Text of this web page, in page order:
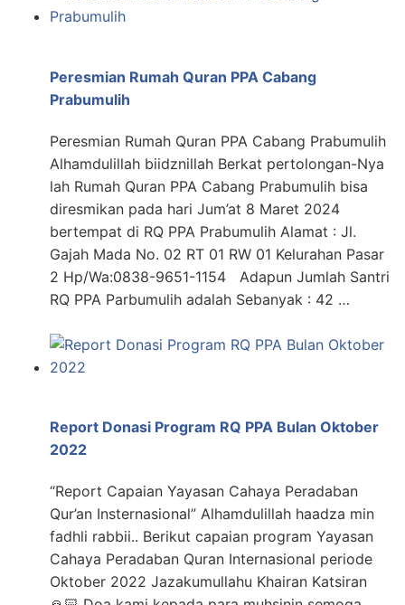
Peresmian Rumah Quran PPA Cabang
Prabumulih
Peresmian Rumah Quran PPA Cabang Prabumulih
Alhamdulillah biidznillah Berkat pertolongan-Nya
lah Rumah Quran PPA Cabang Prabumulih bisa
diresmikan pada hari Jum’at 8 Maret 2024
bertempat di RQ PPA Prabumulih Alamat : Jl.
Gajah Mada No. 02 RT 01 RW 01 Kelurahan Pasar
2 Hp/Wa:0838-9651-1154 Adapun Jumlah Santri
RQ PPA Parbumulih adalah Sebanyak : 42 …
Report Donasi Program RQ PPA Bulan Oktober
2022
“Report Capaian Yayasan Cahaya Peradaban
Qur’an Insternasional” Alhamdulillah haadza min
fadhli rabbii.. Berikut capaian program Yayasan
Cahaya Peradaban Quran Internasional periode
Oktober 2022 Jazakumullahu Khairan Katsiran